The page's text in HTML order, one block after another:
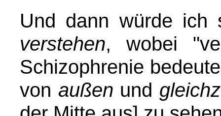
Und dann würde ich
verstehen, wobei
Schizophrenie
von außen und